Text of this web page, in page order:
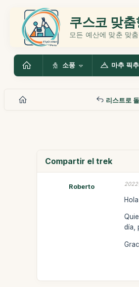
쿠스코 맞춤
모든 예산에 맞춘 맞
소풍 마추 픽추
리스트로
Compartir el trek
Roberto 2022
día,